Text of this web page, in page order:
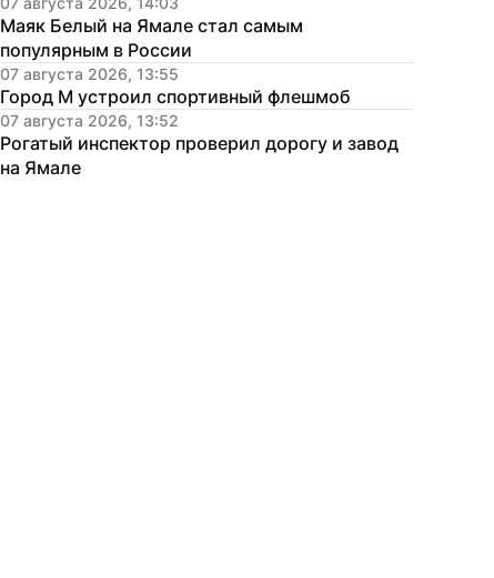
Маяк Белый на Ямале стал самым
популярным в России
07 августа 2026, 13:55
Город М устроил спортивный флешмоб
07 августа 2026, 13:52
Рогатый инспектор проверил дорогу и завод
на Ямале